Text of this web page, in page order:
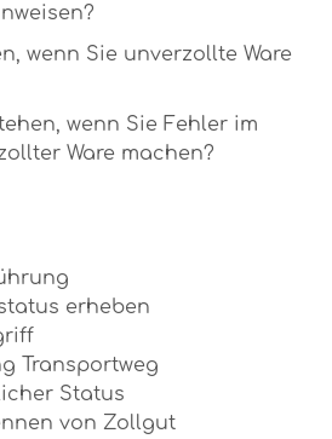
wenn Sie unverzollte Ware
wenn Sie Fehler im
Ware machen?
erheben
Transportweg
Status
von Zollgut